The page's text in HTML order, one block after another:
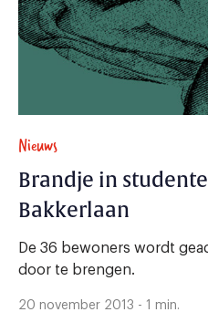
Nieuws
Brandje in
Bakkerlaan
De 36 bewoners wordt
door te brengen.
20 november 2013 - 1 min.